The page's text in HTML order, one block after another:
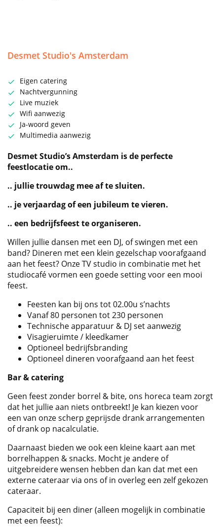
Desmet Studio's Amsterdam
Eigen catering
Nachtvergunning
Live muziek
Wifi aanwezig
Ja-woord geven
Multimedia aanwezig
Desmet Studio’s Amsterdam is de perfecte
feestlocatie om..
.. jullie trouwdag mee af te sluiten.
.. je verjaardag of een jubileum te vieren.
.. een bedrijfsfeest te organiseren.
Willen jullie dansen met een DJ, of swingen met een
band? Dineren met een klein gezelschap voorafgaand
aan het feest? Onze TV studio in combinatie met het
studiocafé vormen een goede setting voor een mooi
feest.
Feesten kan bij ons tot 02.00u s’nachts
Vanaf 80 personen tot 230 personen
Technische apparatuur & DJ set aanwezig
Visagieruimte / kleedkamer
Optioneel bedrijfsbranding
Optioneel dineren voorafgaand aan het feest
Bar & catering
Geen feest zonder borrel & bite, ons horeca team zorgt
dat het jullie aan niets ontbreekt! Je kan kiezen voor
een van onze scherp geprijsde drank arrangementen
of drank op nacalculatie.
Daarnaast bieden we ook een kleine kaart aan met
borrelhappen & snacks. Mocht je andere of
uitgebreidere wensen hebben dan kan dat met een
externe cateraar via ons of in overleg een zelf gekozen
cateraar.
Capaciteit bij een diner (alleen mogelijk in combinatie
met een feest):